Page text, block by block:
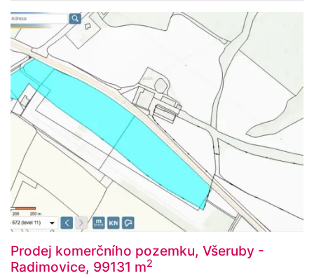
Prodej komerčního pozemku, Všeruby -
Radimovice, 99131 m2